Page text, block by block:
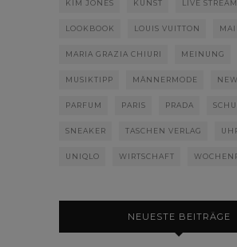
KIM JONES KUNST LIVE STREAM
LOOKBOOK LOUIS VUITTON
MARIA GRAZIA CHIURI MEINUNG
MUSIKTIPP MÄNNERMODE
PARFUM PARIS PRADA
SNEAKER TASCHEN VERLAG
UNIQLO WIRTSCHAFT
NEUESTE BEITRÄGE